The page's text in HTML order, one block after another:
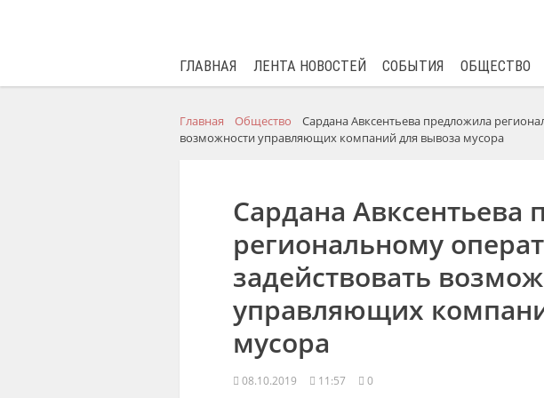
ГЛАВНАЯ ЛЕНТА НОВОСТЕЙ СОБЫТИЯ ОБЩЕСТВО
Главная Общество
Сардана Авксентьева предложила
возможности управляющих компаний для вывоза мусора
Сардана Авксентьева
региональному
задействовать
управляющих
мусора
08.10.2019 11:57 0